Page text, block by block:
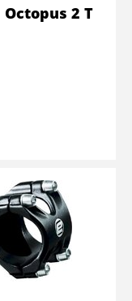
Octopus 2 T